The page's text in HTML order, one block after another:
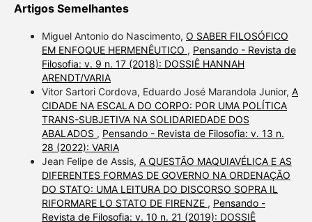
Artigos Semelhantes
Miguel Antonio do Nascimento, O SABER FILOSÓFICO
EM ENFOQUE HERMENÊUTICO , Pensando - Revista de
Filosofia: v. 9 n. 17 (2018): DOSSIÊ HANNAH
ARENDT/VARIA
Vitor Sartori Cordova, Eduardo José Marandola Junior, A
CIDADE NA ESCALA DO CORPO: POR UMA POLÍTICA
TRANS-SUBJETIVA NA SOLIDARIEDADE DOS
ABALADOS , Pensando - Revista de Filosofia: v. 13 n.
28 (2022): VARIA
Jean Felipe de Assis, A QUESTÃO MAQUIAVÉLICA E AS
DIFERENTES FORMAS DE GOVERNO NA ORDENAÇÃO
DO STATO: UMA LEITURA DO DISCORSO SOPRA IL
RIFORMARE LO STATO DE FIRENZE , Pensando -
Revista de Filosofia: v. 10 n. 21 (2019): DOSSIÊ